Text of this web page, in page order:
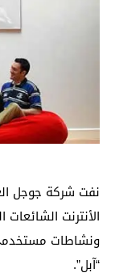
نفت شركة جوجل
الأنترنت
ونشاطات
“آبل”.